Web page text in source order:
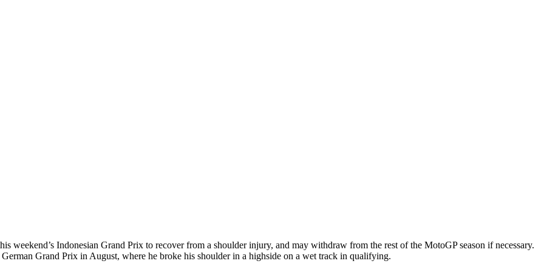
weekend’s Indonesian Grand Prix to recover from a shoulder injury, and may withdraw from the rest of the MotoGP season if necessary.
Grand Prix in August, where he broke his shoulder in a highside on a wet track in qualifying.